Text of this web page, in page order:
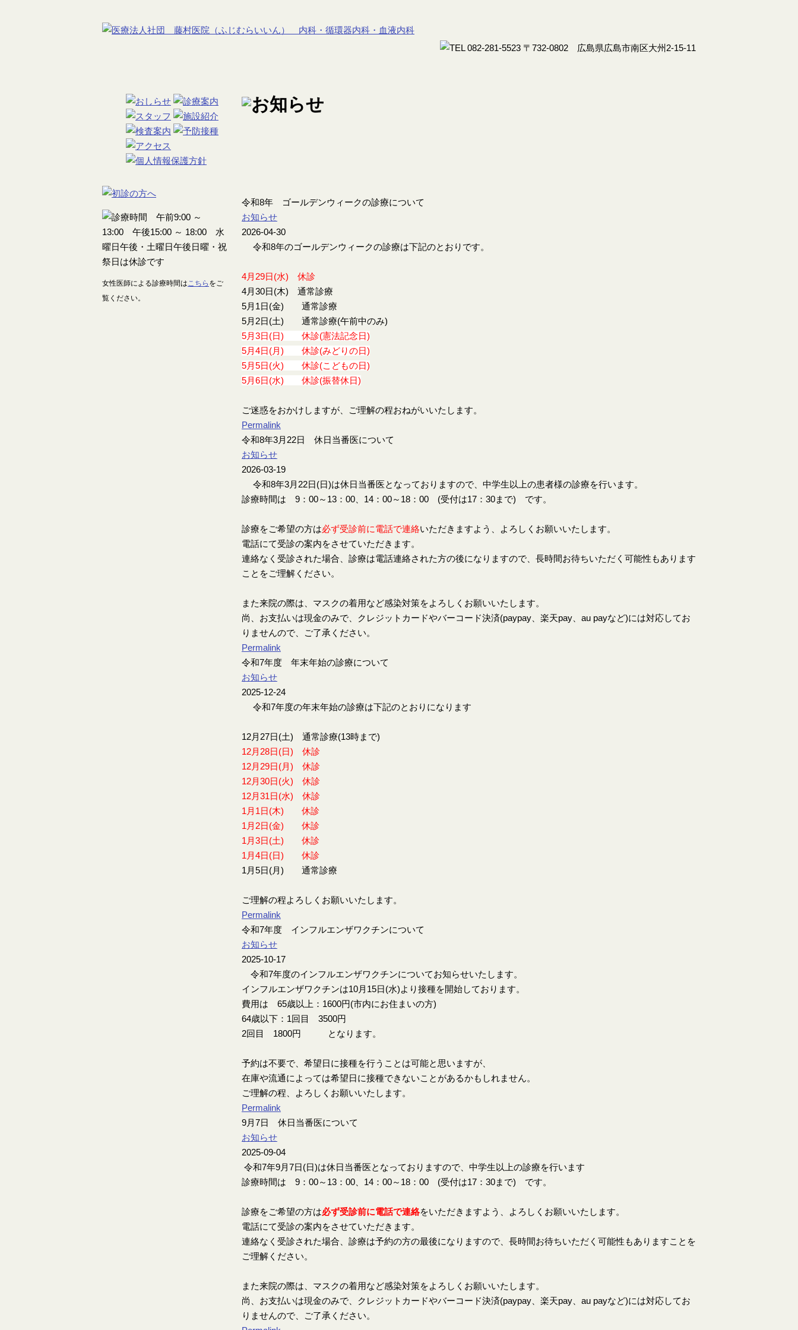
女性医師による診療時間はこちら をご
覧ください。
令和8年 ゴールデンウィークの診療について
お知らせ
2026-04-30
令和8年のゴールデンウィークの診療は下記のとおりです。
4月29日(水) 休診
4月30日(木) 通常診療
5月1日(金) 通常診療
5月2日(土) 通常診療(午前中のみ)
5月3日(日) 休診(憲法記念日)
5月4日(月) 休診(みどりの日)
5月5日(火) 休診(こどもの日)
5月6日(水) 休診(振替休日)
ご迷惑をおかけしますが、ご理解の程おねがいいたします。
Permalink
令和8年3月22日 休日当番医について
お知らせ
2026-03-19
令和8年3月22日(日)は休日当番医となっておりますので、中学生以上の患者様の診療を行います。
診療時間は 9：00～13：00、14：00～18：00 (受付は17：30まで) です。
診療をご希望の方は必ず受診前に電話で連絡いただきますよう、よろしくお願いいたします。
電話にて受診の案内をさせていただきます。
連絡なく受診された場合、診療は電話連絡された方の後になりますので、長時間お待ちいただく可能性もあります
ことをご理解ください。
また来院の際は、マスクの着用など感染対策をよろしくお願いいたします。
尚、お支払いは現金のみで、クレジットカードやバーコード決済(paypay、楽天pay、au payなど)には対応してお
りませんので、ご了承ください。
Permalink
令和7年度 年末年始の診療について
お知らせ
2025-12-24
令和7年度の年末年始の診療は下記のとおりになります
12月27日(土) 通常診療(13時まで)
12月28日(日) 休診
12月29日(月) 休診
12月30日(火) 休診
12月31日(水) 休診
1月1日(木) 休診
1月2日(金) 休診
1月3日(土) 休診
1月4日(日) 休診
1月5日(月) 通常診療
ご理解の程よろしくお願いいたします。
Permalink
令和7年度 インフルエンザワクチンについて
お知らせ
2025-10-17
令和7年度のインフルエンザワクチンについてお知らせいたします。
インフルエンザワクチンは10月15日(水)より接種を開始しております。
費用は 65歳以上：1600円(市内にお住まいの方)
64歳以下：1回目 3500円
2回目 1800円 となります。
予約は不要で、希望日に接種を行うことは可能と思いますが、
在庫や流通によっては希望日に接種できないことがあるかもしれません。
ご理解の程、よろしくお願いいたします。
Permalink
9月7日 休日当番医について
お知らせ
2025-09-04
令和7年9月7日(日)は休日当番医となっておりますので、中学生以上の診療を行います
診療時間は 9：00～13：00、14：00～18：00 (受付は17：30まで) です。
診療をご希望の方は必ず受診前に電話で連絡をいただきますよう、よろしくお願いいたします。
電話にて受診の案内をさせていただきます。
連絡なく受診された場合、診療は予約の方の最後になりますので、長時間お待ちいただく可能性もありますことを
ご理解ください。
また来院の際は、マスクの着用など感染対策をよろしくお願いいたします。
尚、お支払いは現金のみで、クレジットカードやバーコード決済(paypay、楽天pay、au payなど)には対応してお
りませんので、ご了承ください。